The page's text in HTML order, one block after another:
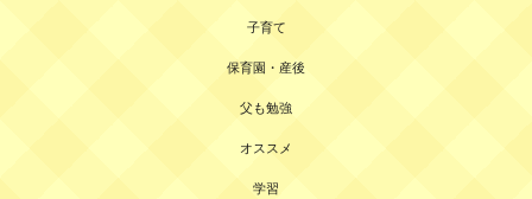
子育て
保育園・産後
父も勉強
オススメ
学習